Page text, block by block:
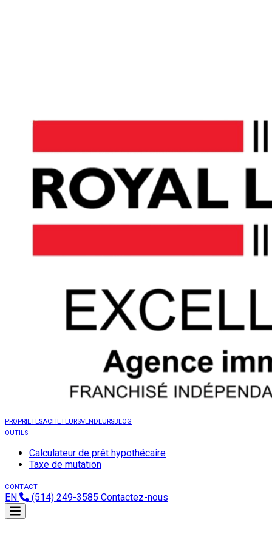
PROPRIETESACHETEURSVENDEURSBLOG
OUTILS
Calculateur de prêt hypothécaire
Taxe de mutation
CONTACT
EN (514) 249-3585 Contactez-nous